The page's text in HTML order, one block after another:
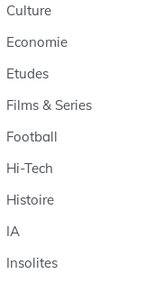
Culture
Economie
Etudes
Films & Series
Football
Hi-Tech
Histoire
IA
Insolites